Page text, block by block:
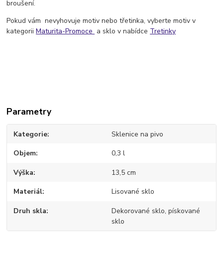
broušení.
Pokud vám nevyhovuje motiv nebo třetinka, vyberte motiv v
kategoriiMaturita-Promoce a sklo v nabídce Tretinky
Parametry
Kategorie Sklenice na pivo
Objem 0,3 l
Výška 13,5 cm
Materiál Lisované sklo
Druh skla
Dekorované sklo, pískované
sklo